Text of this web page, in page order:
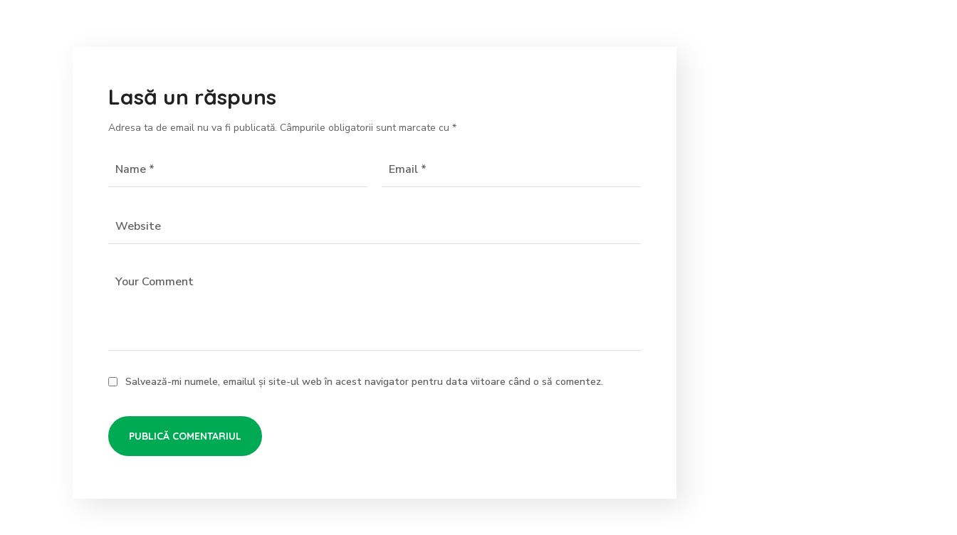
Lasă un răspuns
Adresa ta de email nu va fi publicată. Câmpurile obligatorii sunt marcate cu *
Salvează-mi numele, emailul și site-ul web în acest navigator pentru data viitoare când o să comentez.